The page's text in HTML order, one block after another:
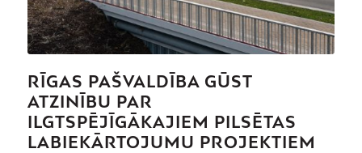
RĪGAS PAŠVALDĪBA GŪST
ATZINĪBU PAR
ILGTSPĒJĪGĀKAJIEM PILSĒTAS
LABIEKĀRTOJUMU PROJEKTIEM